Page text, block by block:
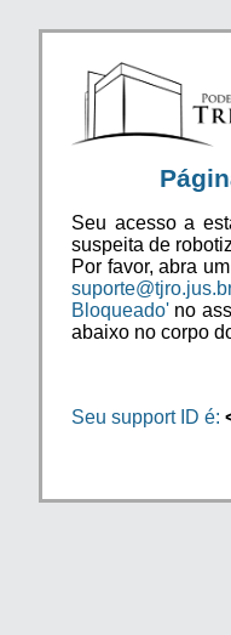
Seu acesso a
suspeita de
Por favor, abra
suporte@tjro.jus.br
Bloqueado' no
abaixo no corpo
Seu support ID é: